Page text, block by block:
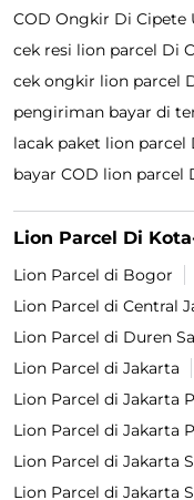
COD Ongkir Di Cipete
cek resi lion parcel Di
cek ongkir lion parcel
pengiriman bayar di
lacak paket lion parcel
bayar COD lion parcel
Lion Parcel Di
Lion Parcel di Bogor
Lion Parcel di Central
Lion Parcel di Duren
Lion Parcel di Jakarta
Lion Parcel di Jakarta
Lion Parcel di Jakarta
Lion Parcel di Jakarta
Lion Parcel di Jakarta